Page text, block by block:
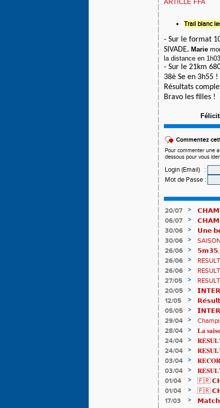
ARTICLE FFA
Trail blanc
- Sur le format
SIVADE. Marie
la distance en
- Sur le 21km
38è Se en 3h55 !
Résultats
Bravo les filles !
Commentez
Pour commenter une
dessous pour vous
Login (Email)
:
Mot de Passe :
20/07 >
06/07 >
83è !
30/06 >
𝗨𝗻𝗲
𝗔𝗨𝗥𝗔
30/06 >
26/06
>
𝟱𝗺𝟯𝟱,
26/06 >
26/06
>
27/05
>
20/05
>
12/05 >
05/05
>
29/04
>
de
28/04 >
𝐋𝐚
24/04
>
24/04
>
03/04
>
03/04
>
01/04
>
🇫🇷
01/04 >
🇫🇷
17/03 >
𝗠𝗮𝘁𝗰𝗵